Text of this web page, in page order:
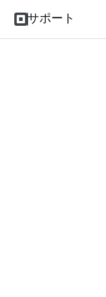
サポート